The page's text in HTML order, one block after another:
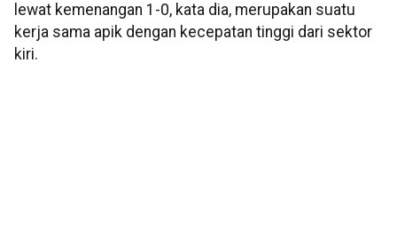
lewat kemenangan 1-0, kata dia, merupakan suatu
kerja sama apik dengan kecepatan tinggi dari sektor
kiri.